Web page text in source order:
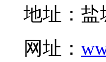
地址：盐
网址：